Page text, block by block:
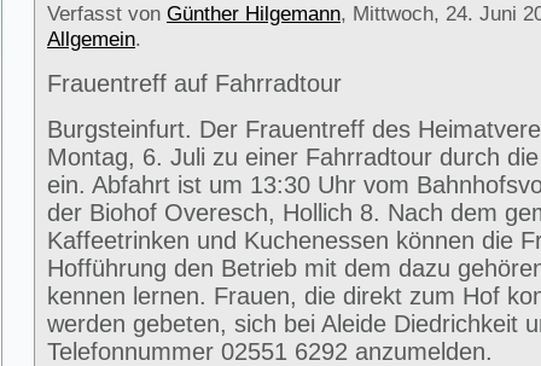
Verfasst von Günther Hilgemann, Mittwoch, 24. Juni
Allgemein.
Frauentreff auf Fahrradtour
Burgsteinfurt. Der Frauentreff des
Montag, 6. Juli zu einer Fahrradtour durch
ein. Abfahrt ist um 13:30 Uhr vom
der Biohof Overesch, Hollich 8. Nach dem
Kaffeetrinken und Kuchenessen können die
Hofführung den Betrieb mit dem dazu
kennen lernen. Frauen, die direkt zum Hof
werden gebeten, sich bei Aleide Diedrichkeit
Telefonnummer 02551 6292 anzumelden.